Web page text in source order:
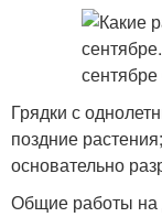
Грядки с
поздние
основательно
Общие работы на